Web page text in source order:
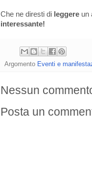
Che ne diresti di leggere un
interessante!
Argomento Eventi e
Nessun
Posta un